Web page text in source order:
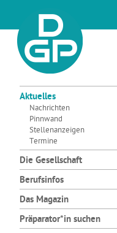
Aktuelles
Nachrichten
Pinnwand
Stellenanzeigen
Termine
Die Gesellschaft
Berufsinfos
Das Magazin
Präparator*in suchen